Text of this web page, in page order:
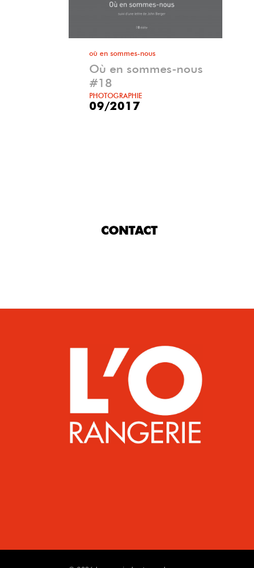
où en sommes-nous
Où en sommes-nous
#18
PHOTOGRAPHIE
09/2017
CONTACT